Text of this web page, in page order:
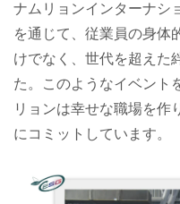
ナムリョンインターナシ
を通じて、従業員の身体
けでなく、世代を超えた
た。このようなイベント
リョンは幸せな職場を作
にコミットしています。